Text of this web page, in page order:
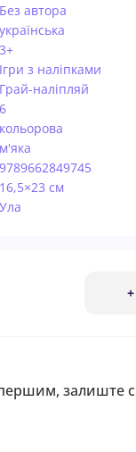
Без автора
українська
3+
Ігри з наліпками
Грай-наліпляй
6
кольорова
м'яка
9789662849745
16,5×23 см
Ула
залиште